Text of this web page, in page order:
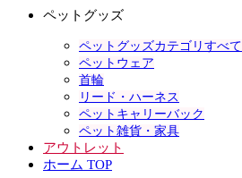
ペットグッズ
ペットグッズカテゴリすべて
ペットウェア
首輪
リード・ハーネス
ペットキャリーバック
ペット雑貨・家具
アウトレット
ホーム TOP